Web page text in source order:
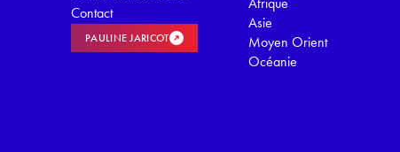
Contact
PAULINE JARICOT
Asie
Moyen Orient
Océanie